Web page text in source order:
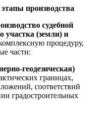
производства
судебной
участка (земли) и
процедуру,
части:
геодезическая)
границах,
соответствий
градостроительных